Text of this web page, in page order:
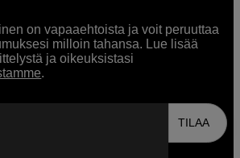
on vapaaehtoista ja voit peruuttaa
milloin tahansa. Lue lisää
ja oikeuksistasi
.
TILAA